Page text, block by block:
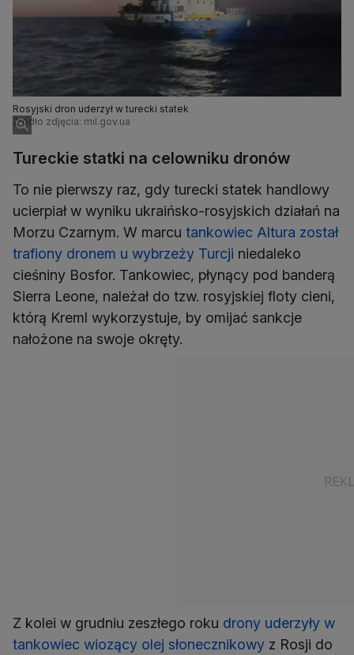
Rosyjski dron uderzył w turecki statek
Źródło zdjęcia: mil.gov.ua
Tureckie statki na celowniku dronów
To nie pierwszy raz, gdy turecki statek handlowy
ucierpiał w wyniku ukraińsko-rosyjskich działań na
Morzu Czarnym. W marcu tankowiec Altura został
trafiony dronem u wybrzeży Turcji niedaleko
cieśniny Bosfor. Tankowiec, płynący pod banderą
Sierra Leone, należał do tzw. rosyjskiej floty cieni,
którą Kreml wykorzystuje, by omijać sankcje
nałożone na swoje okręty.
Z kolei w grudniu zeszłego roku drony uderzyły w
tankowiec wiozący olej słonecznikowy z Rosji do